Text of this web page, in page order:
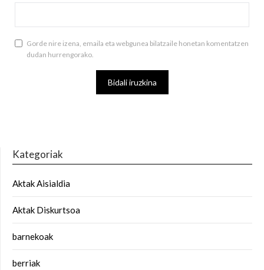
Gorde nire izena, emaila eta webgunea bilatzaile honetan komentatzen
dudan hurrengorako.
Kategoriak
Aktak Aisialdia
Aktak Diskurtsoa
barnekoak
berriak